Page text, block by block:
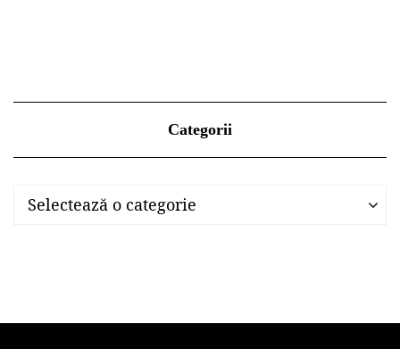
Categorii
Categorii
Selectează o categorie
Categorii